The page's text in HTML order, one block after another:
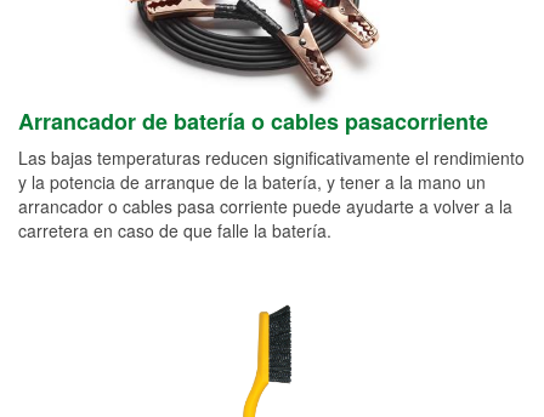
Arrancador de batería o cables pasacorriente
Las bajas temperaturas reducen significativamente el rendimiento
y la potencia de arranque de la batería, y tener a la mano un
arrancador o cables pasa corriente puede ayudarte a volver a la
carretera en caso de que falle la batería.